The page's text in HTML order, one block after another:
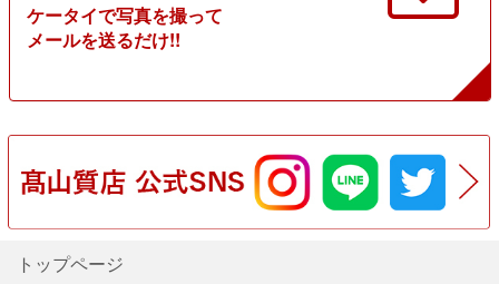
ケータイで写真を撮って
メールを送るだけ!!
トップページ